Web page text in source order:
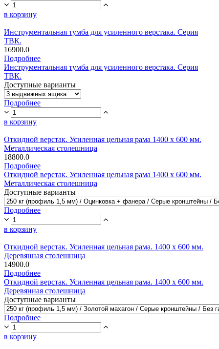
в корзину
Инструментальная тумба для усиленного верстака. Серия
ТВК.
16900.0
Подробнее
Инструментальная тумба для усиленного верстака. Серия
ТВК.
Доступные варианты
Подробнее
в корзину
Откидной верстак. Усиленная цельная рама 1400 х 600 мм.
Металлическая столешница
18800.0
Подробнее
Откидной верстак. Усиленная цельная рама 1400 х 600 мм.
Металлическая столешница
Доступные варианты
Подробнее
в корзину
Откидной верстак. Усиленная цельная рама. 1400 х 600 мм.
Деревянная столешница
14900.0
Подробнее
Откидной верстак. Усиленная цельная рама. 1400 х 600 мм.
Деревянная столешница
Доступные варианты
Подробнее
в корзину